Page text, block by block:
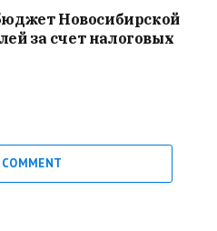
Новосибирской
за счет налоговых